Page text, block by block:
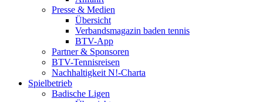
Presse & Medien
Übersicht
Verbandsmagazin baden tennis
BTV-App
Partner & Sponsoren
BTV-Tennisreisen
Nachhaltigkeit N!-Charta
Spielbetrieb
Badische Ligen